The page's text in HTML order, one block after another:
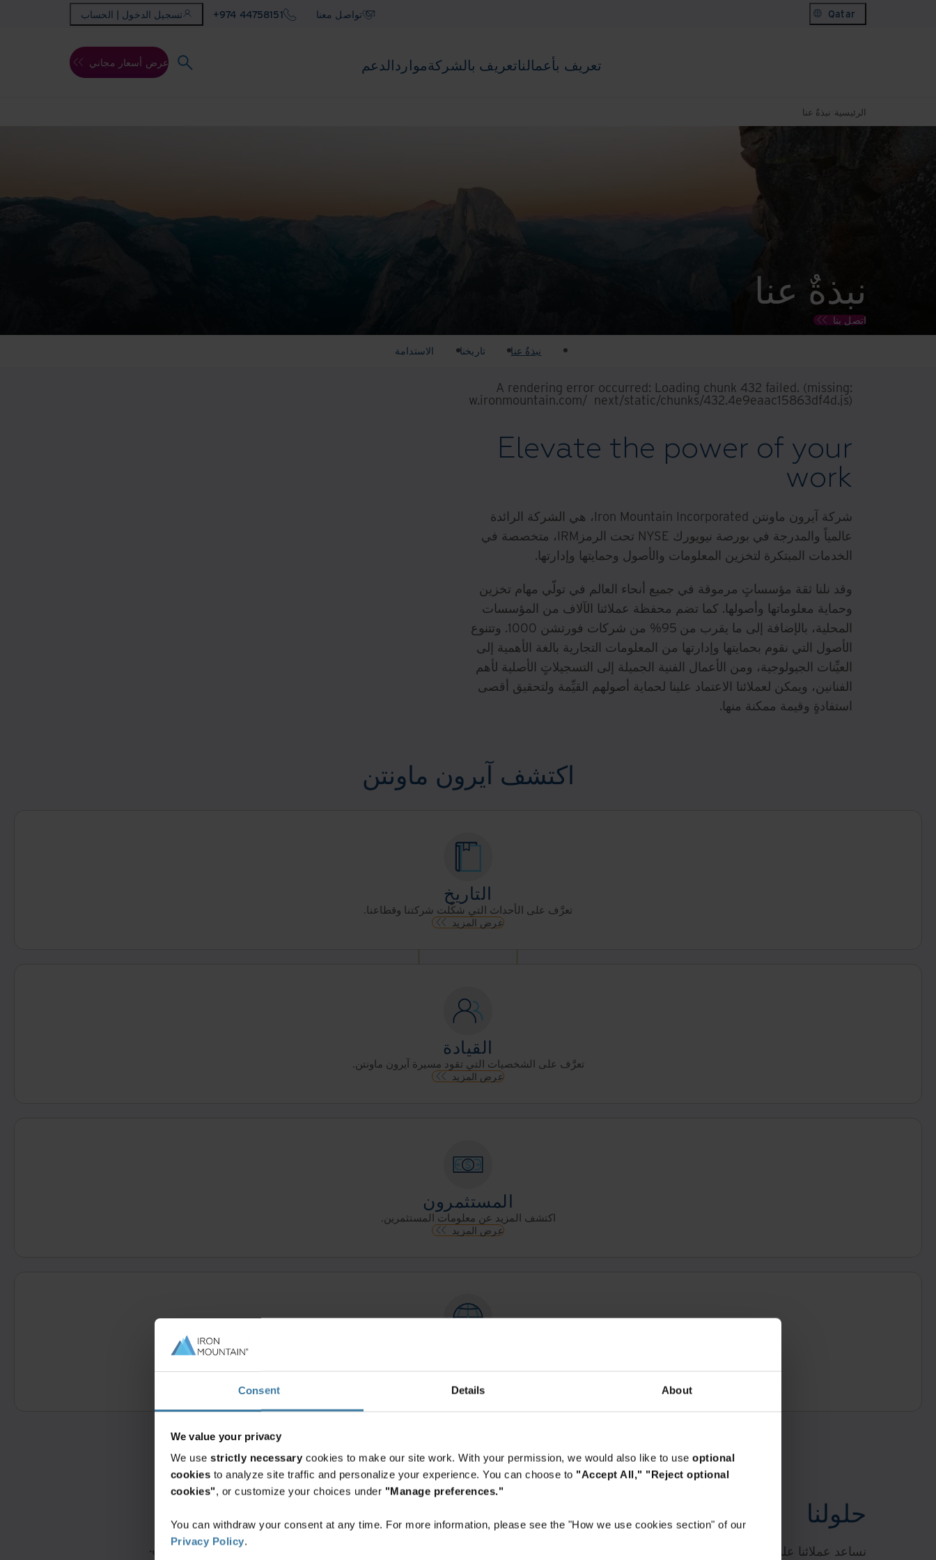
Consent Details About
We value your privacy
We use strictly necessary cookies to make our site work. With your permission, we would also like to use optional
cookies to analyze site traffic and personalize your experience. You can choose to "Accept All," "Reject optional
cookies", or customize your choices under "Manage preferences."
You can withdraw your consent at any time. For more information, please see the "How we use cookies section" of our
Privacy Policy.
Qatar تواصل معنا +974 44758151 تسجيل الدخول | الحساب
تعريف بأعمالناتعريف بالشركةمواردالدعم عرض أسعار مجاني
الرئيسية نبذةٌ عنا
نبذةٌ عنا
اتصل بنا
نبذةٌ عنا تاريخنا الاستدامة
A rendering error occurred: Loading chunk 432 failed. (missing:
https://www.ironmountain.com/_next/static/chunks/432.4e9eaac15863df4d.js)
Elevate the power of your
work
شركة آيرون ماونتن Iron Mountain Incorporated، هي الشركة الرائدة
عالمياً والمدرجة في بورصة نيويورك NYSE تحت الرمزIRM، متخصصة في
الخدمات المبتكرة لتخزين المعلومات والأصول وحمايتها وإدارتها.
وقد نلنا ثقة مؤسساتٍ مرموقة في جميع أنحاء العالم في تولّي مهام تخزين
وحماية معلوماتها وأصولها. كما تضم محفظة عملائنا الآلاف من المؤسسات
المحلية، بالإضافة إلى ما يقرب من 95% من شركات فورتشن 1000. وتتنوع
الأصول التي نقوم بحمايتها وإدارتها من المعلومات التجارية بالغة الأهمية إلى
العيِّنات الجيولوجية، ومن الأعمال الفنية الجميلة إلى التسجيلاتٍ الأصلية لأهم
الفنانين، ويمكن لعملائنا الاعتماد علينا لحماية أصولهم القيِّمة ولتحقيق أقصى
استفادةٍ وقيمة ممكنة منها.
اكتشف آيرون ماونتن
التاريخ
تعرَّف على الأحداث التي شكَّلت شركتنا وقطاعنا.
عرض المزيد
القيادة
تعرَّف على الشخصيات التي تقود مسيرة آيرون ماونتن.
عرض المزيد
المستثمرون
اكتشف المزيد عن معلومات المستثمرين.
عرض المزيد
نلتزم التزامًا تامًا بممارسة أعمالنا التجارية بمسؤولية وأخلاقية.
عرض المزيد
حلولنا
نساعد عملائنا على خفض تكاليف التخزين، والامتثال للوائح والقوانين وإدارة
نتعامل مع معلومات وأصول عملائنا كما لو أنها كانت تخصُّنا نحن.